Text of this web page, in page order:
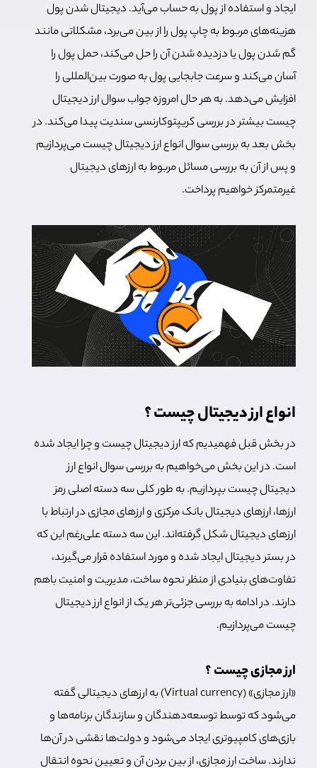
ایجاد و استفاده از پول به حساب می‌آید. دیجیتال شدن پول
هزینه‌های مربوط به چاپ پول را از بین می‌برد، مشکلاتی مانند
گم شدن پول یا دزدیده شدن آن را حل می‌کند، حمل پول را
آسان می‌کند و سرعت جابجایی پول به صورت بین‌المللی را
افزایش می‌دهد. به هر حال امروزه جواب سوال ارز دیجیتال
چیست بیشتر در بررسی کریپتوکارنسی سندیت پیدا می‌کند. در
بخش بعد به بررسی سوال انواع ارز دیجیتال چیست می‌پردازیم
و پس از آن به بررسی مسائل مربوط به ارزهای دیجیتال
غیرمتمرکز خواهیم پرداخت.
انواع ارز دیجیتال چیست ؟
در بخش قبل فهمیدیم که ارز دیجیتال چیست و چرا ایجاد شده
است. در این بخش می‌خواهیم به بررسی سوال انواع ارز
دیجیتال چیست بپردازیم. به طور کلی سه دسته اصلی رمز
ارزها، ارزهای دیجیتال بانک مرکزی و ارزهای مجازی در ارتباط با
ارزهای دیجیتال شکل گرفته‌اند. این سه دسته علی‌رغم این که
در بستر دیجیتال ایجاد شده‌ و مورد استفاده قرار می‌گیرند،
تفاوت‌های بنیادی از منظر نحوه ساخت، مدیریت و امنیت باهم
دارند. در ادامه به بررسی جزئی‌تر هر یک از انواع ارز دیجیتال
چیست می‌پردازیم.
ارز مجازی چیست ؟
«ارز مجازی» (Virtual currency) به ارزهای دیجیتالی گفته
می‌شود که توسط توسعه‌دهندگان و سازندگان برنامه‌ها و
بازی‌های کامپیوتری ایجاد می‌شود و دولت‌ها نقشی در آن‌ها
ندارند. ساخت ارز مجازی، از بین بردن آن و تعیین نحوه انتقال